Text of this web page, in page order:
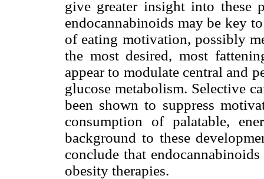
give greater insight into these
endocannabinoids may be key
of eating motivation, possibly
the most desired, most
appear to modulate central and
glucose metabolism. Selective
been shown to suppress
consumption of palatable,
background to these
conclude that
obesity therapies.